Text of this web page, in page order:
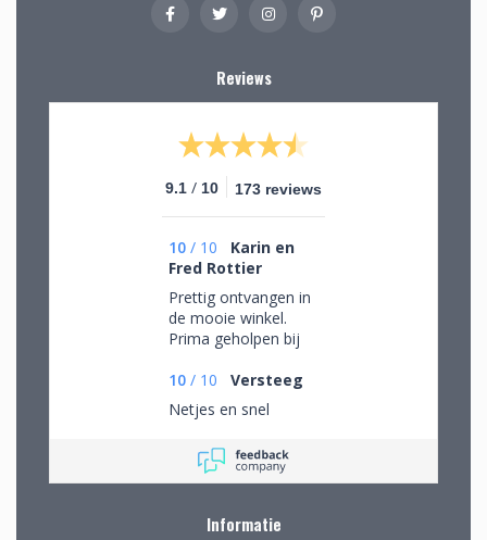
Reviews
9.1 / 10 173 reviews
10 / 10
Karin en
Fred Rottier
Prettig ontvangen in
de mooie winkel.
Prima geholpen bij
schitterend glaswerk
10 / 10
Versteeg
Netjes en snel
Informatie